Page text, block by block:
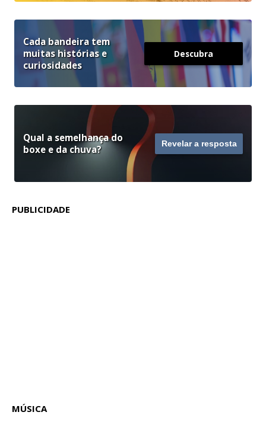
Cada bandeira tem
muitas histórias e
curiosidades
Descubra
Qual a semelhança do
boxe e da chuva?
Revelar a resposta
PUBLICIDADE
MÚSICA